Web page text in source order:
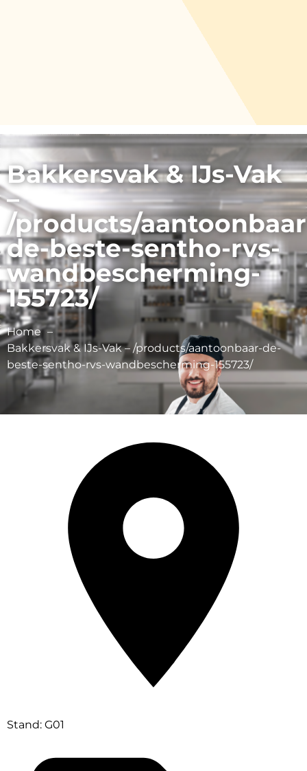
Bakkersvak & IJs-Vak
–
/products/
de-beste-sentho-rvs-
wandbescherming-
155723/
Home
Bakkersvak & IJs-Vak – /products/aantoonbaar-de-
beste-sentho-rvs-wandbescherming-155723/
Sentho B.V.
Stand: G01